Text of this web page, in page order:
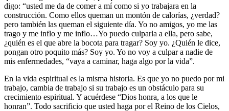
digo: “usted me da de comer a mí como si yo trabajara en la
construcción. Como ellos queman un montón de calorías, ¿verdad?
pero también las queman el siguiente día. Yo no amigos, yo me las
trago y me inflo y me inflo…Yo puedo culparla a ella, pero sabe,
¿quién es el que abre la bocota para tragar? Soy yo. ¿Quién le dice,
pongan otro poquito más? Soy yo. Yo no voy a culpar a nadie de
mis enfermedades, “vaya a caminar, haga algo por la vida”.
En la vida espiritual es la misma historia. Es que yo no puedo por mi
trabajo, cambia de trabajo si su trabajo es un obstáculo para su
crecimiento espiritual. Y acuérdese “Dios honra, a los que le
honran”. Todo sacrificio que usted haga por el Reino de los Cielos,